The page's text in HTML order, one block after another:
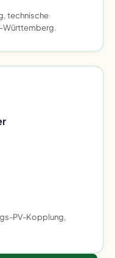
technische
Württemberg.
PV-Kopplung,